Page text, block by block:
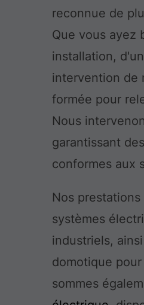
reconnue de
Que vous ayez
installation,
intervention de
formée pour
Nous
garantissant
conformes aux
Nos
systèmes
industriels,
domotique
sommes